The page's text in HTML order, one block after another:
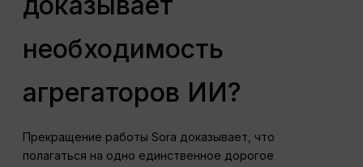
необходимость
агрегаторов ИИ?
Прекращение работы Sora доказывает, что
полагаться на одно единственное дорогое